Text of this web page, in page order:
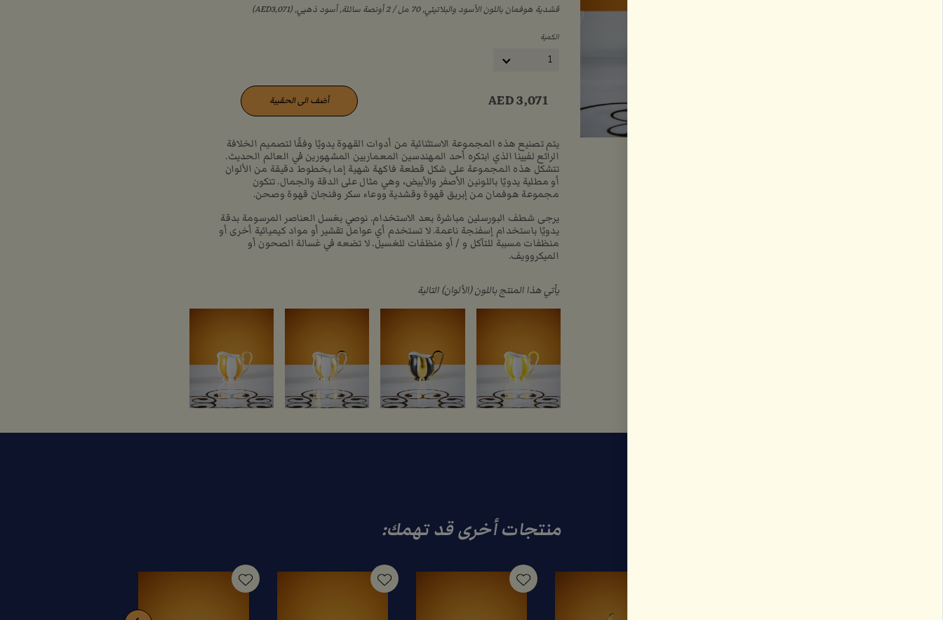
قشدية هوفمان باللون الأسود والبلاتيني, ‏70 مل / ‏2 أونصة سائلة, أسود ذهبي, (AED3,071)
الكمية
1
AED3,071 أضف الى الحقيبة
يتم تصنيع هذه المجموعة الاستثنائية من أدوات القهوة يدويًا وفقًا لتصميم الخلافة
الرائع لفيينا الذي ابتكره أحد المهندسين المعماريين المشهورين في العالم الحديث.
تتشكل هذه المجموعة على شكل قطعة فاكهة شهية إما بخطوط دقيقة من الألوان
أو مطلية يدويًا باللونين الأصفر والأبيض، وهي مثال على الدقة والجمال. تتكون
مجموعة هوفمان من إبريق قهوة وقشدية ووعاء سكر وفنجان قهوة وصحن.
يرجى شطف البورسلين مباشرة بعد الاستخدام. نوصي بغسل العناصر المرسومة بدقة
يدويًا باستخدام إسفنجة ناعمة. لا تستخدم أي عوامل تقشير أو مواد كيميائية أخرى أو
منظفات مسببة للتآكل و / أو منظفات للغسيل. لا تضعه في غسالة الصحون أو
الميكروويف.
يأتي هذا المنتج باللون (الألوان) التالية
منتجات أخرى قد تهمك: